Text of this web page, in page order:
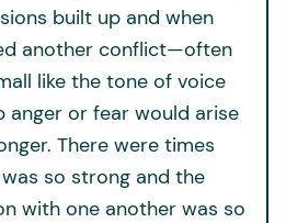
built up and when
another conflict—often
like the tone of voice
anger or fear would arise
There were times
so strong and the
with one another was so